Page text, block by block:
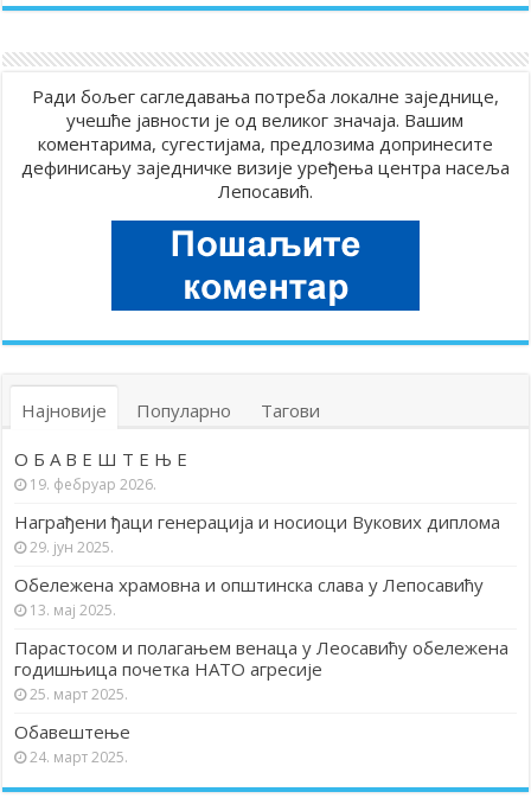
Ради бољег сагледавања потреба локалне заједнице,
учешће јавности је од великог значаја. Вашим
коментарима, сугестијама, предлозима допринесите
дефинисању заједничке визије уређења центра насеља
Лепосавић.
Најновије Популарно Тагови
О Б А В Е Ш Т Е Њ Е
19. фебруар 2026.
Награђени ђаци генерација и носиоци Вукових диплома
29. јун 2025.
Обележена храмовна и општинска слава у Лепосавићу
13. мај 2025.
Парастосом и полагањем венаца у Леосавићу обележена
годишњица почетка НАТО агресије
25. март 2025.
Обавештење
24. март 2025.